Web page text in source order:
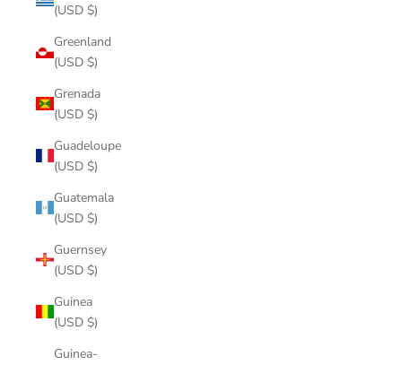
(USD $)
Greenland
(USD $)
Grenada
(USD $)
Guadeloupe
(USD $)
Guatemala
(USD $)
Guernsey
(USD $)
Guinea
(USD $)
Guinea-